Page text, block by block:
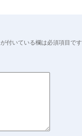
が付いている欄は必須項目です